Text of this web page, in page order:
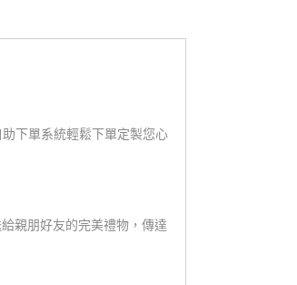
下單系統輕鬆下單定製您心
親朋好友的完美禮物，傳達